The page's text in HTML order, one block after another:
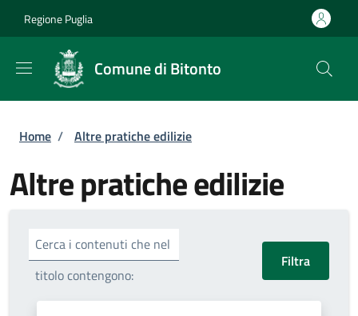
Regione Puglia
Comune di Bitonto
Briciole di pane
Home / Altre pratiche edilizie
Altre pratiche edilizie
Cerca i contenuti che nel
titolo contengono: